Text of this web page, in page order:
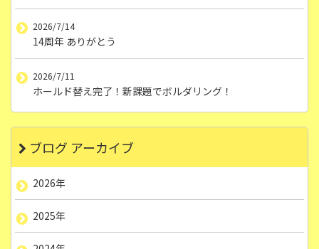
2026/7/14
14周年 ありがとう
2026/7/11
ホールド替え完了！新課題でボルダリング！
ブログ アーカイブ
2026年
2025年